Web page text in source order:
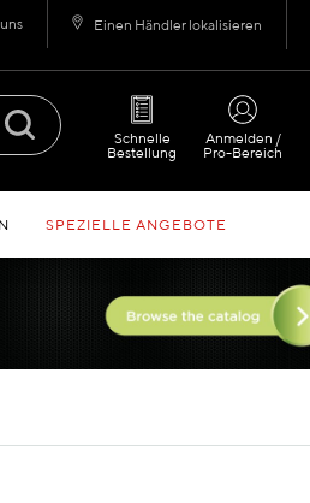
Einen Händler lokalisieren
Schnelle
Bestellung
Anmelden /
Pro-Bereich
SPEZIELLE ANGEBOTE